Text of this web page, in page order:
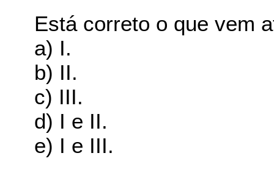
Está correto o que vem
a) I.
b) II.
c) III.
d) I e II.
e) I e III.